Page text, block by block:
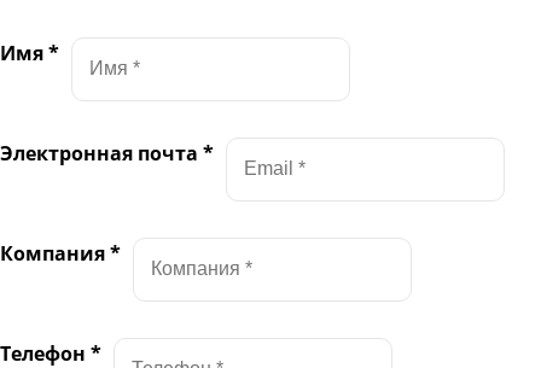
Имя*
Электронная почта *
Компания*
Телефон *